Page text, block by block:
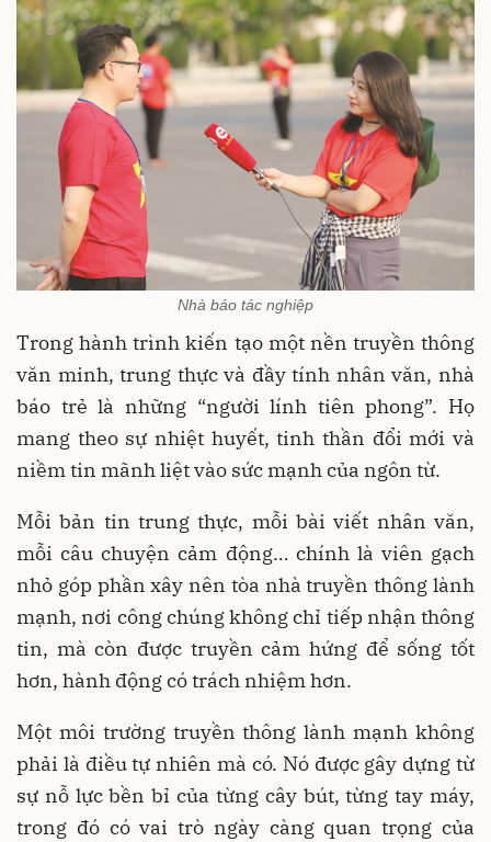
Nhà báo tác nghiệp
Trong hành trình kiến tạo một nền truyền thông
văn minh, trung thực và đầy tính nhân văn, nhà
báo trẻ là những “người lính tiên phong”. Họ
mang theo sự nhiệt huyết, tinh thần đổi mới và
niềm tin mãnh liệt vào sức mạnh của ngôn từ.
Mỗi bản tin trung thực, mỗi bài viết nhân văn,
mỗi câu chuyện cảm động… chính là viên gạch
nhỏ góp phần xây nên tòa nhà truyền thông lành
mạnh, nơi công chúng không chỉ tiếp nhận thông
tin, mà còn được truyền cảm hứng để sống tốt
hơn, hành động có trách nhiệm hơn.
Một môi trường truyền thông lành mạnh không
phải là điều tự nhiên mà có. Nó được gây dựng từ
sự nỗ lực bền bỉ của từng cây bút, từng tay máy,
trong đó có vai trò ngày càng quan trọng của